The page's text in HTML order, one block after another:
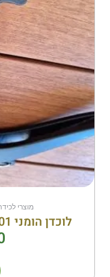
מוצרי
לוכדן הומני 101 ס"מ שחור (ראש רגיל)